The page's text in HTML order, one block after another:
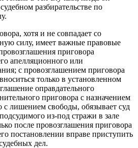
разбирательстве по
хотя и не совпадает со
силу, имеет важные правовые
приговора
апелляционного или
с провозглашением приговора
только в установленном
оправдательного
приговора с назначением
с лишением свободы, обязывает суд
из-под стражи в зале
после провозглашения приговора
постановлении вправе приступить
дел.